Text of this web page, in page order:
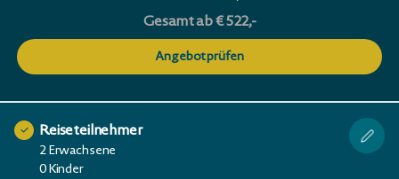
Gesamt ab € 522,-
Angebot prüfen
Reiseteilnehmer
2 Erwachsene
0 Kinder